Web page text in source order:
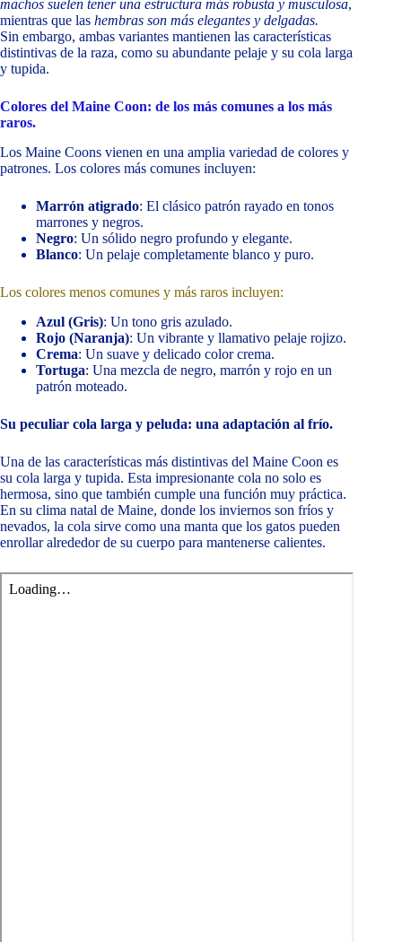
machos suelen tener una estructura más robusta y musculosa,
mientras que las hembras son más elegantes y delgadas.
Sin embargo, ambas variantes mantienen las características
distintivas de la raza, como su abundante pelaje y su cola larga
y tupida.
Colores del Maine Coon: de los más comunes a los más
raros.
Los Maine Coons vienen en una amplia variedad de colores y
patrones. Los colores más comunes incluyen:
Marrón atigrado: El clásico patrón rayado en tonos
marrones y negros.
Negro: Un sólido negro profundo y elegante.
Blanco: Un pelaje completamente blanco y puro.
Los colores menos comunes y más raros incluyen:
Azul (Gris): Un tono gris azulado.
Rojo (Naranja): Un vibrante y llamativo pelaje rojizo.
Crema: Un suave y delicado color crema.
Tortuga: Una mezcla de negro, marrón y rojo en un
patrón moteado.
Su peculiar cola larga y peluda: una adaptación al frío.
Una de las características más distintivas del Maine Coon es
su cola larga y tupida. Esta impresionante cola no solo es
hermosa, sino que también cumple una función muy práctica.
En su clima natal de Maine, donde los inviernos son fríos y
nevados, la cola sirve como una manta que los gatos pueden
enrollar alrededor de su cuerpo para mantenerse calientes.